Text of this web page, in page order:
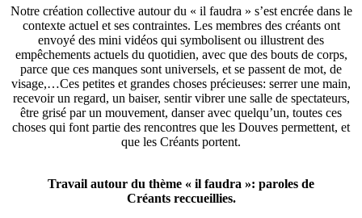
Notre création collective autour du « il faudra » s’est encrée dans le
contexte actuel et ses contraintes. Les membres des créants ont
envoyé des mini vidéos qui symbolisent ou illustrent des
empêchements actuels du quotidien, avec que des bouts de corps,
parce que ces manques sont universels, et se passent de mot, de
visage,…Ces petites et grandes choses précieuses: serrer une main,
recevoir un regard, un baiser, sentir vibrer une salle de spectateurs,
être grisé par un mouvement, danser avec quelqu’un, toutes ces
choses qui font partie des rencontres que les Douves permettent, et
que les Créants portent.
Travail autour du thème « il faudra »: paroles de
Créants reccueillies.